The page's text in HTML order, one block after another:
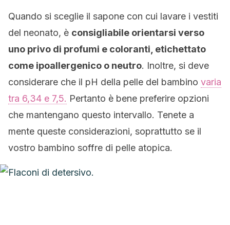
Quando si sceglie il sapone con cui lavare i vestiti
del neonato, è consigliabile orientarsi verso
uno privo di profumi e coloranti, etichettato
come ipoallergenico o neutro. Inoltre, si deve
considerare che il pH della pelle del bambino varia
tra 6,34 e 7,5. Pertanto è bene preferire opzioni
che mantengano questo intervallo. Tenete a
mente queste considerazioni, soprattutto se il
vostro bambino soffre di pelle atopica.